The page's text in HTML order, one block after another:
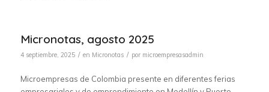
Micronotas, agosto 2025
4 septiembre, 2025 / en Micronotas / por microempresasadmin
Microempresas de Colombia presente en diferentes ferias